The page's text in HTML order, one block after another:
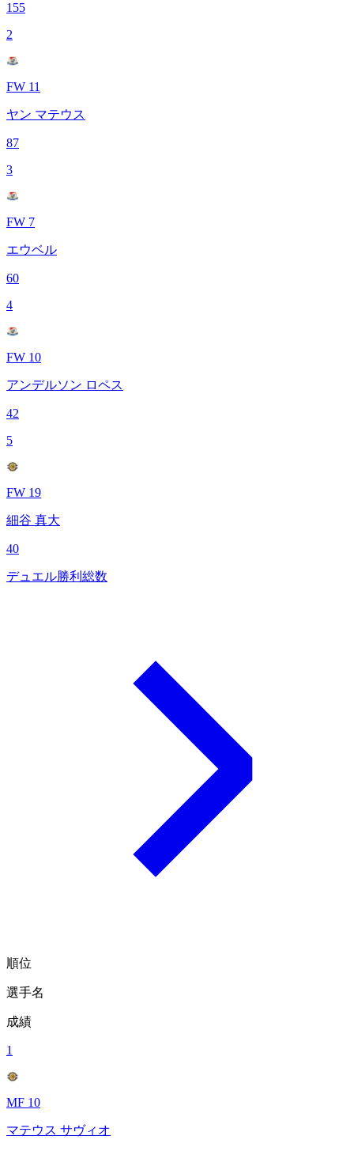
155
2
FW 11
ヤン マテウス
87
3
FW 7
エウベル
60
4
FW 10
アンデルソン ロペス
42
5
FW 19
細谷 真大
40
デュエル勝利総数
順位
選手名
成績
1
MF 10
マテウス サヴィオ